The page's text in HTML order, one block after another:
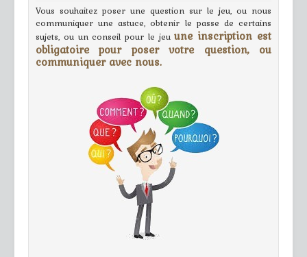
Vous souhaitez poser une question sur le jeu, ou nous
communiquer une astuce, obtenir le passe de certains
sujets, ou un conseil pour le jeuune inscription est
obligatoire pour poser votre question, ou
communiquer avec nous.